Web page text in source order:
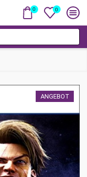
0 0
ANGEBOT